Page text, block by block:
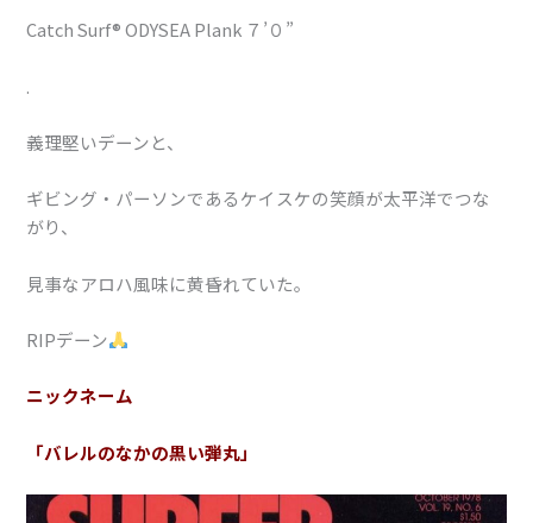
Catch Surf® ODYSEA Plank ７’０”
.
義理堅いデーンと、
ギビング・パーソンであるケイスケの笑顔が太平洋でつな
がり、
見事なアロハ風味に黄昏れていた。
RIPデーン
ニックネーム
「バレルのなかの黒い弾丸」